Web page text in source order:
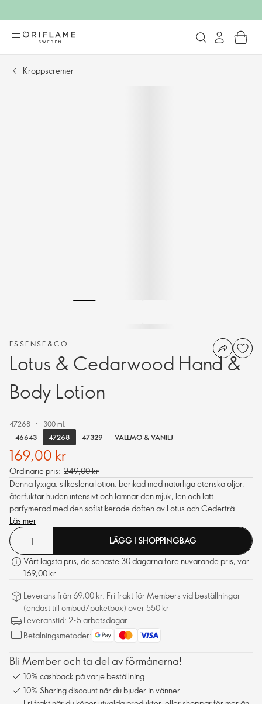
Kroppscremer
ESSENSE&CO.
Lotus & Cedarwood Hand &
Body Lotion
47268
300 ml.
46643
47268 47329 VALLMO & VANILJ
169,00 kr
Ordinarie pris: 249,00 kr
Denna lyxiga, silkeslena lotion, berikad med naturliga eteriska oljor,
återfuktar huden intensivt och lämnar den mjuk, len och lätt
parfymerad med den sofistikerade doften av Lotus och Cederträ.
Läs mer
LÄGG I SHOPPINGBAG
Vårt lägsta pris, de senaste 30 dagarna före nuvarande pris, var
169,00 kr
Leverans från 69,00 kr. Fri frakt för Members vid beställningar
(endast till ombud/paketbox) över 550 kr
Leveranstid: 2-5 arbetsdagar
Betalningsmetoder:
Bli Member och ta del av förmånerna!
10% cashback på varje beställning
10% Sharing discount när du bjuder in vänner